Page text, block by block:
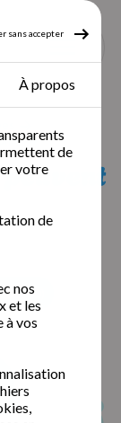
sans accepter
À propos
de
votre
de
nos
et les
à vos